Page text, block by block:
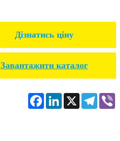
Дізнатись ціну
Завантажити каталог
FacebookLinkedIn
X